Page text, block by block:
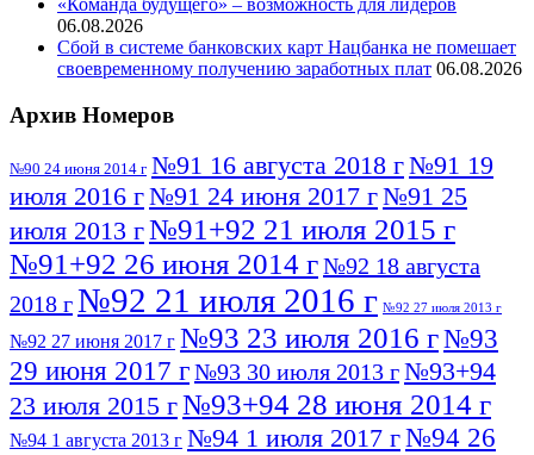
06.08.2026
Сбой в системе банковских карт Нацбанка не помешает
своевременному получению заработных плат 06.08.2026
Архив Номеров
№90 24 июня 2014 г №91 16 августа 2018 г№91 19
июля 2016 г№91 24 июня 2017 г№91 25
июля 2013 г№91+92 21 июля 2015 г
№91+92 26 июня 2014 г№92 18 августа
2018 г№92 21 июля 2016 г №92 27 июля 2013 г
№92 27 июня 2017 г №93 23 июля 2016 г№93
29 июня 2017 г№93 30 июля 2013 г№93+94
23 июля 2015 г№93+94 28 июня 2014 г
№94 1 августа 2013 г №94 1 июля 2017 г№94 26